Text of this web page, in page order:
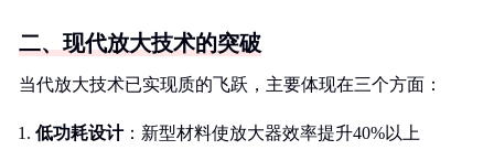
二、现代放大技术的突破
当代放大技术已实现质的飞跃，主要体现在三个方面：
低功耗设计：新型材料使放大器效率提升40%以上